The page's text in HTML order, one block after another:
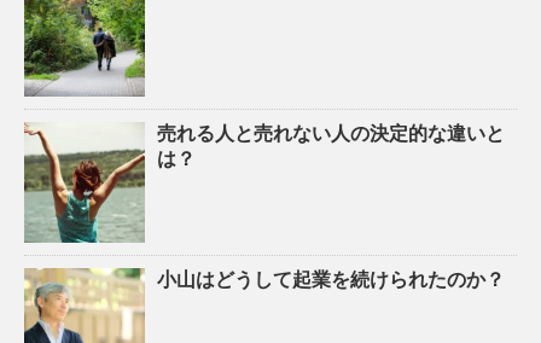
売れる人と売れない人の決定的な違いと
は？
小山はどうして起業を続けられたのか？